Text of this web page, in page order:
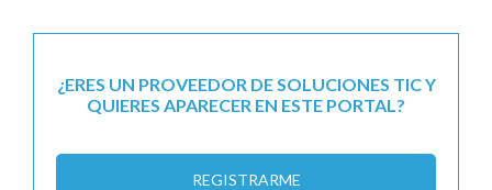
¿ERES UN PROVEEDOR DE SOLUCIONES TIC Y
QUIERES APARECER EN ESTE PORTAL?
REGISTRARME